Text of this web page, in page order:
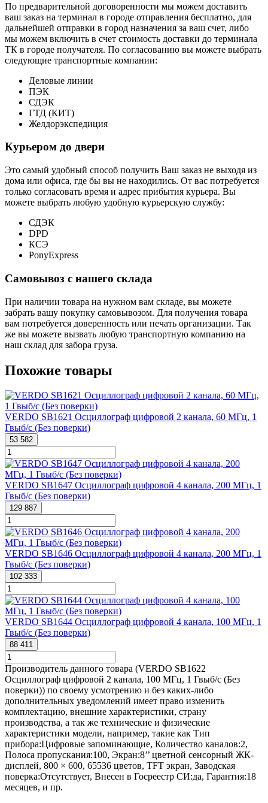
По предварительной договоренности мы можем доставить
ваш заказ на терминал в городе отправления бесплатно, для
дальнейшей отправки в город назначения за ваш счет, либо
мы можем включить в счет стоимость доставки до терминала
ТК в городе получателя. По согласованию вы можете выбрать
следующие транспортные компании:
Деловые линии
ПЭК
СДЭК
ГТД (КИТ)
Желдорэкспедиция
Курьером до двери
Это самый удобный способ получить Ваш заказ не выходя из
дома или офиса, где бы вы не находились. От вас потребуется
только согласовать время и адрес прибытия курьера. Вы
можете выбрать любую удобную курьерскую службу:
СДЭК
DPD
КСЭ
PonyExpress
Самовывоз с нашего склада
При наличии товара на нужном вам складе, вы можете
забрать вашу покупку самовывозом. Для получения товара
вам потребуется доверенность или печать организации. Так
же вы можете вызвать любую транспортную компанию на
наш склад для забора груза.
Похожие товары
VERDO SB1621 Осциллограф цифровой 2 канала, 60 МГц, 1
Гвыб/с (Без поверки)
53 582
VERDO SB1647 Осциллограф цифровой 4 канала, 200 МГц, 1
Гвыб/с (Без поверки)
129 887
VERDO SB1646 Осциллограф цифровой 4 канала, 200 МГц, 1
Гвыб/с (Без поверки)
102 333
VERDO SB1644 Осциллограф цифровой 4 канала, 100 МГц, 1
Гвыб/с (Без поверки)
88 411
Производитель данного товара (VERDO SB1622
Осциллограф цифровой 2 канала, 100 МГц, 1 Гвыб/с (Без
поверки)) по своему усмотрению и без каких-либо
дополнительных уведомлений имеет право изменить
комплектацию, внешние характеристики, страну
производства, а так же технические и физические
характеристики модели, например, такие как Тип
прибора:Цифровые запоминающие, Количество каналов:2,
Полоса пропускания:100, Экран:8’’ цветной сенсорный ЖК-
дисплей, 800 × 600, 65536 цветов, TFT экран, Заводская
поверка:Отсутствует, Внесен в Госреестр СИ:да, Гарантия:18
месяцев, и пр.